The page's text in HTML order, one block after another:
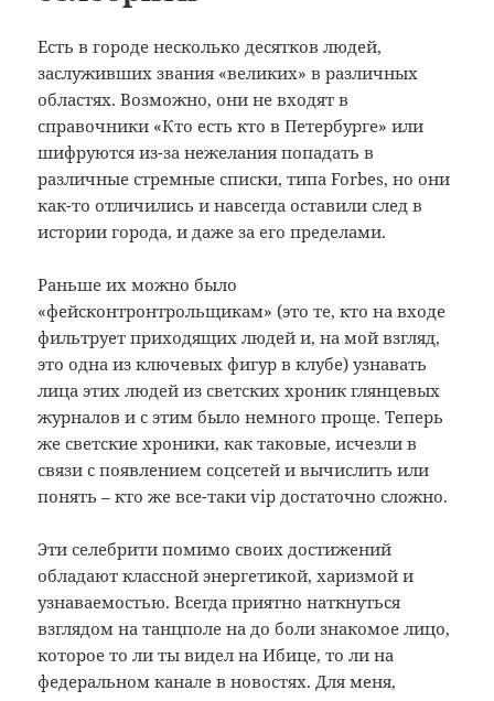
ь
Есть в городе несколько десятков людей,
заслуживших звания «великих» в различных
областях. Возможно, они не входят в
справочники «Кто есть кто в Петербурге» или
шифруются из-за нежелания попадать в
различные стремные списки, типа Forbes, но они
как-то отличились и навсегда оставили след в
истории города, и даже за его пределами.
Раньше их можно было
«фейсконтронтрольщикам» (это те, кто на входе
фильтрует приходящих людей и, на мой взгляд,
это одна из ключевых фигур в клубе) узнавать
лица этих людей из светских хроник глянцевых
журналов и с этим было немного проще. Теперь
же светские хроники, как таковые, исчезли в
связи с появлением соцсетей и вычислить или
понять – кто же все-таки vip достаточно сложно.
Эти селебрити помимо своих достижений
обладают классной энергетикой, харизмой и
узнаваемостью. Всегда приятно наткнуться
взглядом на танцполе на до боли знакомое лицо,
которое то ли ты видел на Ибице, то ли на
федеральном канале в новостях. Для меня,